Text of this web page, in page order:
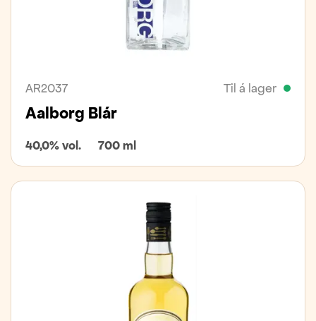
AR2037 Til á lager
Aalborg Blár
40,0% vol. 700 ml